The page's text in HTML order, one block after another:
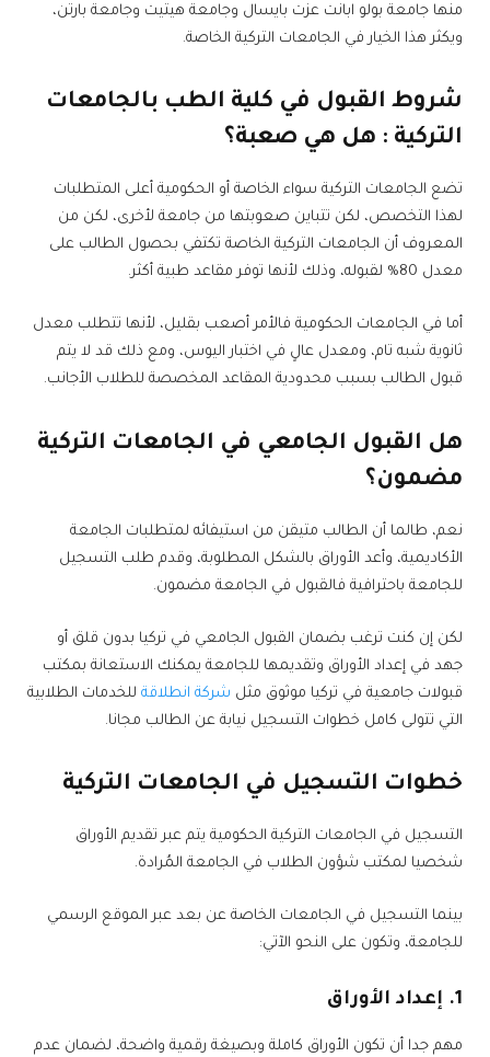
منها جامعة بولو ابانت عزت بايسال وجامعة هيتيت وجامعة بارتن،
ويكثر هذا الخيار في الجامعات التركية الخاصة.
شروط القبول في كلية الطب بالجامعات
التركية : هل هي صعبة؟
تضع الجامعات التركية سواء الخاصة أو الحكومية أعلى المتطلبات
لهذا التخصص، لكن تتباين صعوبتها من جامعة لأخرى، لكن من
المعروف أن الجامعات التركية الخاصة تكتفي بحصول الطالب على
معدل 80% لقبوله، وذلك لأنها توفر مقاعد طبية أكثر.
أما في الجامعات الحكومية فالأمر أصعب بقليل، لأنها تتطلب معدل
ثانوية شبه تام، ومعدل عالٍ في اختبار اليوس، ومع ذلك قد لا يتم
قبول الطالب بسبب محدودية المقاعد المخصصة للطلاب الأجانب.
هل القبول الجامعي في الجامعات التركية
مضمون؟
نعم، طالما أن الطالب متيقن من استيفائه لمتطلبات الجامعة
الأكاديمية، وأعد الأوراق بالشكل المطلوبة، وقدم طلب التسجيل
للجامعة باحترافية فالقبول في الجامعة مضمون.
لكن إن كنت ترغب بضمان القبول الجامعي في تركيا بدون قلق أو
جهد في إعداد الأوراق وتقديمها للجامعة يمكنك الاستعانة بمكتب
قبولات جامعية في تركيا موثوق مثل شركة انطلاقة للخدمات الطلابية
التي تتولى كامل خطوات التسجيل نيابة عن الطالب مجانا.
خطوات التسجيل في الجامعات التركية
التسجيل في الجامعات التركية الحكومية يتم عبر تقديم الأوراق
شخصيا لمكتب شؤون الطلاب في الجامعة المُرادة.
بينما التسجيل في الجامعات الخاصة عن بعد عبر الموقع الرسمي
للجامعة، وتكون على النحو الآتي:
1. إعداد الأوراق
مهم جدا أن تكون الأوراق كاملة وبصيغة رقمية واضحة، لضمان عدم